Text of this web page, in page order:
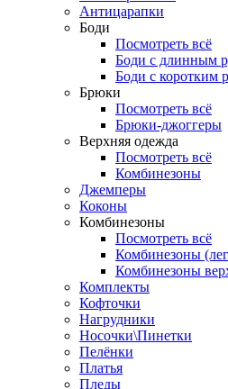
Антицарапки
Боди
Посмотреть всё
Боди с длинным
Боди с коротким
Брюки
Посмотреть всё
Брюки-джоггеры
Верхняя одежда
Посмотреть всё
Комбинезоны
Джемперы
Коконы
Комбинезоны
Посмотреть всё
Комбинезоны
Комбинезоны
Комплекты
Кофточки
Нагрудники
Носочки\Пинетки
Пелёнки
Платья
Пледы